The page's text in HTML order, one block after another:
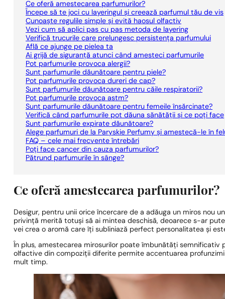
Ce oferă amestecarea parfumurilor?
Începe să te joci cu layeringul și creează parfumul tău de vis
Cunoaște regulile simple și evită haosul olfactiv
Vezi cum să aplici pas cu pas metoda de layering
Verifică trucurile care prelungesc persistența parfumului
Află ce ajunge pe pielea ta
Ai grijă de siguranță atunci când amesteci parfumurile
Pot parfumurile provoca alergii?
Sunt parfumurile dăunătoare pentru piele?
Pot parfumurile provoca dureri de cap?
Sunt parfumurile dăunătoare pentru căile respiratorii?
Pot parfumurile provoca astm?
Sunt parfumurile dăunătoare pentru femeile însărcinate?
Verifică când parfumurile pot dăuna sănătății și ce poți face
Sunt parfumurile expirate dăunătoare?
Alege parfumuri de la Paryskie Perfumy și amestecă-le în
FAQ – cele mai frecvente întrebări
Poți face cancer din cauza parfumurilor?
Pătrund parfumurile în sânge?
Ce oferă amestecarea parfumurilor?
Desigur, pentru unii orice încercare de a adăuga un miros nou
privință merită totuși să ai mintea deschisă, deoarece s-ar
vei crea o aromă care îți subliniază perfect personalitatea și
În plus, amestecarea mirosurilor poate îmbunătăți
olfactive din compoziții diferite permite accentuarea
mult timp.